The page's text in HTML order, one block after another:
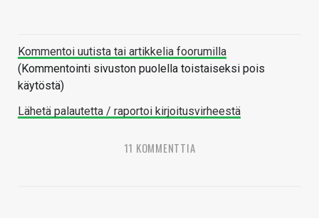
Kommentoi uutista tai artikkelia foorumilla
(Kommentointi sivuston puolella toistaiseksi pois
käytöstä)
Lähetä palautetta / raportoi kirjoitusvirheestä
11 KOMMENTTIA